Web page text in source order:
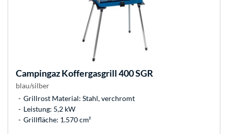
CampingazKoffergasgrill 400 SGR
blau/silber
Grillrost Material: Stahl, verchromt
Leistung: 5,2 kW
Grillfläche: 1.570 cm²